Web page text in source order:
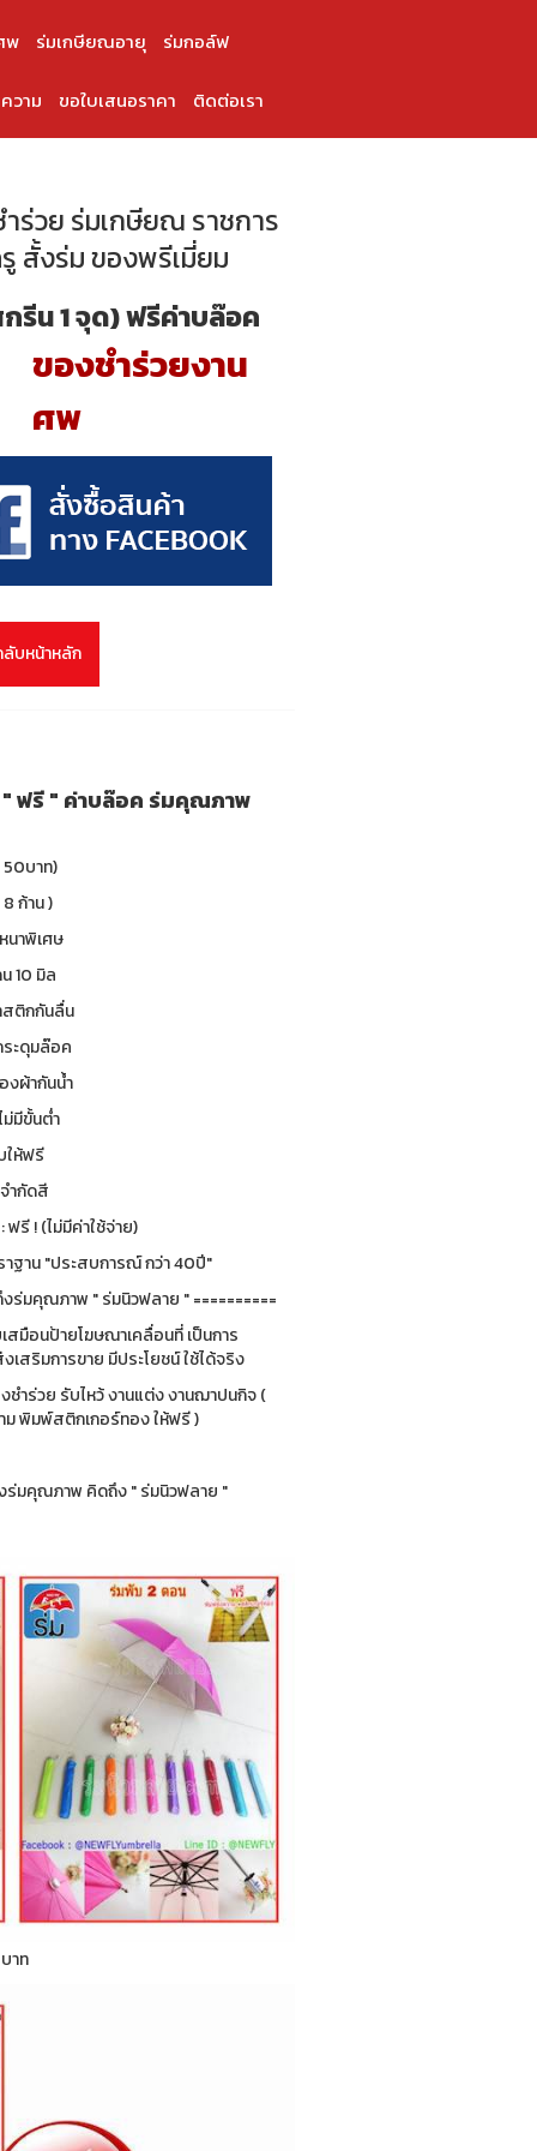
พ ร่มเกษียณอายุ ร่มกอล์ฟ
วาม ขอใบเสนอราคา ติดต่อเรา
ร่วย ร่มเกษียณ ราชการ
สั้งร่ม ของพรีเมี่ยม
รีน 1 จุด) ฟรีค่าบล๊อค
ของชำร่วยงาน
ศพ
บหน้าหลัก
ฟรี " ค่าบล๊อค ร่มคุณภาพ
บาท)
ก้าน )
นาพิเศษ
10 มิล
สติกกันลื่น
ะดุมล๊อค
งผ้ากันน้ำ
มีขั้นต่ำ
ห้ฟรี
ำกัดสี
รี ! (ไม่มีค่าใช้จ่าย)
ฐาน "ประสบการณ์ กว่า 40ปี"
งร่มคุณภาพ " ร่มนิวฟลาย " ==========
สมือนป้ายโฆษณาเคลื่อนที่ เป็นการ
เสริมการขาย มีประโยชน์ ใช้ได้จริง
ชำร่วย รับไหว้ งานแต่ง งานฌาปนกิจ (
พิมพ์สติกเกอร์ทอง ให้ฟรี )
ร่มคุณภาพ คิดถึง " ร่มนิวฟลาย "
าท